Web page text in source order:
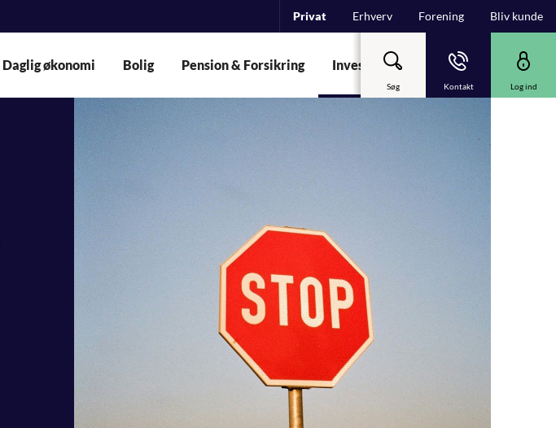
Privat Erhverv Forening Bliv kunde
Daglig økonomi Bolig Pension & Forsikring Investering Garant Om
Søg Kontakt Log ind